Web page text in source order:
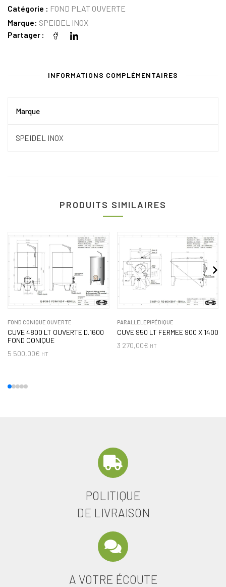
Catégorie : FOND PLAT OUVERTE
Marque: SPEIDEL INOX
Partager
INFORMATIONS COMPLÉMENTAIRES
Marque
SPEIDEL INOX
PRODUITS SIMILAIRES
FOND CONIQUE OUVERTE
CUVE 4800 LT OUVERTE D.1600
FOND CONIQUE
5 500,00€ HT
PARALLELEPIPÉDIQUE
CUVE 950 LT FERMEE 900 X 1400
3 270,00€ HT
POLITIQUE
DE LIVRAISON
A VOTRE ÉCOUTE